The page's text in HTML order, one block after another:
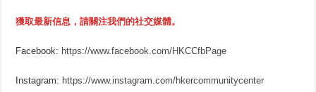
獲取最新信息，請關注我們的社交媒體。
Facebook: https://www.facebook.com/HKCCfbPage
Instagram: https://www.instagram.com/hkercommunitycenter